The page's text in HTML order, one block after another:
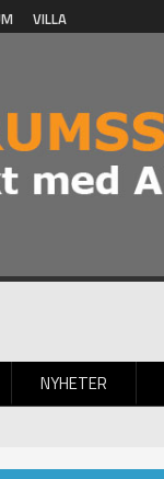
VILLA
NYHETER